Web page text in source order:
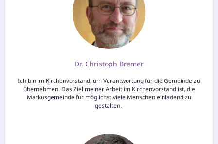
Dr. Christoph Bremer
Ich bin im Kirchenvorstand, um Verantwortung für die Gemeinde zu
über­neh­men. Das Ziel mei­ner Arbeit im Kirchenvorstand ist, die
Markusgemeinde für mög­lichst vie­le Menschen ein­la­dend zu
gestalten.